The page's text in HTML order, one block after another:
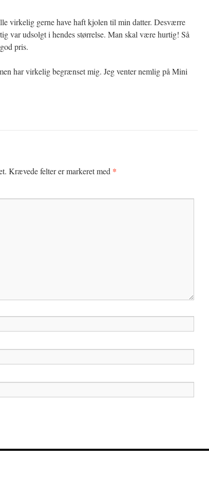
virkelig gerne have haft kjolen til min datter. Desværre
var udsolgt i hendes størrelse. Man skal være hurtig! Så
pris.
har virkelig begrænset mig. Jeg venter nemlig på Mini
Krævede felter er markeret med *